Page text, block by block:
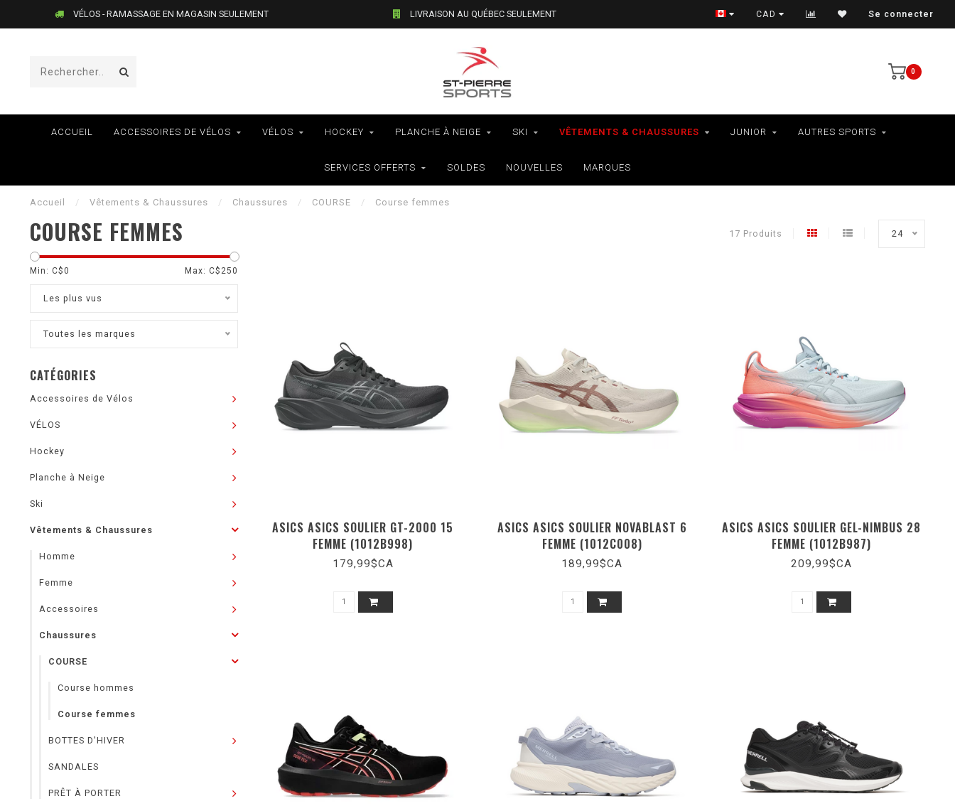
VÉLOS - RAMASSAGE EN MAGASIN SEULEMENT LIVRAISON AU QUÉBEC SEULEMENT VÉLOS - RAMASSAGE EN MAGASIN SEULEMENT
CAD Se connecter
0
ACCUEIL ACCESSOIRES DE VÉLOS VÉLOS HOCKEY PLANCHE À NEIGE SKI VÊTEMENTS & CHAUSSURES JUNIOR AUTRES SPORTS
SERVICES OFFERTS SOLDES NOUVELLES MARQUES
Accueil / Vêtements & Chaussures / Chaussures / COURSE / Course femmes
COURSE FEMMES 17 Produits 24
Min: C$0 Max: C$ 250
Les plus vus
Toutes les marques
CATÉGORIES
Accessoires de Vélos
VÉLOS
Hockey
Planche à Neige
Ski
Vêtements & Chaussures
Homme
Femme
Accessoires
Chaussures
COURSE
Course hommes
Course femmes
BOTTES D'HIVER
SANDALES
PRÊT À PORTER
ASICS ASICS SOULIER GT-2000 15
FEMME (1012B998)
179,99$CA
ASICS ASICS SOULIER NOVABLAST 6
FEMME (1012C008)
189,99$CA
ASICS ASICS SOULIER GEL-NIMBUS 28
FEMME (1012B987)
209,99$CA